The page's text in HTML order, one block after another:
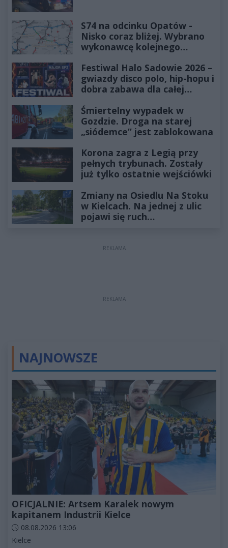
S74 na odcinku Opatów -
Nisko coraz bliżej. Wybrano
wykonawcę kolejnego
Festiwal Halo Sadowie 2026 –
gwiazdy disco polo, hip-hopu i
dobra zabawa dla całej
Śmiertelny wypadek w
Gozdzie. Droga na starej
„siódemce” jest zablokowana
Korona zagra z Legią przy
pełnych trybunach. Zostały
już tylko ostatnie wejściówki
Zmiany na Osiedlu Na Stoku
w Kielcach. Na jednej z ulic
pojawi się ruch
REKLAMA
REKLAMA
NAJNOWSZE
OFICJALNIE: Artsem Karalek nowym
kapitanem Industrii Kielce
Data dodania artykułu:
08.08.2026 13:06
Kategorie artykułu:
Kielce